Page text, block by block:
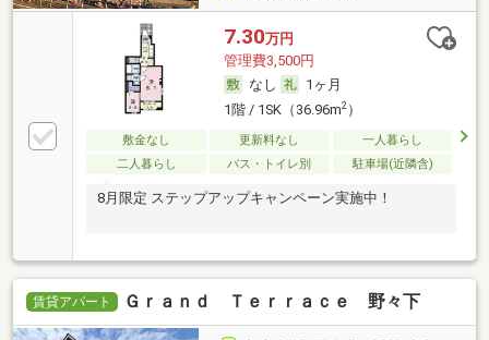
7.30万円
管理費3,500円
なし
1ヶ月
1階 / 1SK（36.96m2）
敷金なし 更新料なし
一人暮らし
二人暮らし
バス・トイレ別 駐車場(近隣含)
8月限定 ステップアップキャンペーン実施中！
賃貸アパート Ｇｒａｎｄ Ｔｅｒｒａｃｅ 野々下